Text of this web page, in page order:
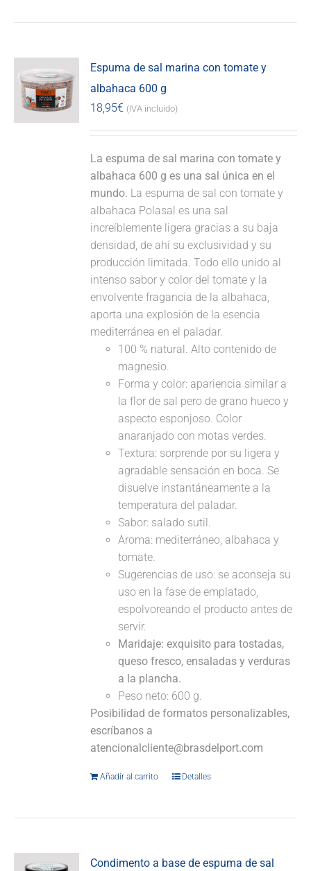
Espuma de sal marina con tomate y
albahaca 600 g
18,95€ (IVA incluido)
La espuma de sal marina con tomate y
albahaca 600 g es una sal única en el
mundo. La espuma de sal con tomate y
albahaca Polasal es una sal
increíblemente ligera gracias a su baja
densidad, de ahí su exclusividad y su
producción limitada. Todo ello unido al
intenso sabor y color del tomate y la
envolvente fragancia de la albahaca,
aporta una explosión de la esencia
mediterránea en el paladar.
100 % natural. Alto contenido de
magnesio.
Forma y color: apariencia similar a
la flor de sal pero de grano hueco y
aspecto esponjoso. Color
anaranjado con motas verdes.
Textura: sorprende por su ligera y
agradable sensación en boca. Se
disuelve instantáneamente a la
temperatura del paladar.
Sabor: salado sutil.
Aroma: mediterráneo, albahaca y
tomate.
Sugerencias de uso: se aconseja su
uso en la fase de emplatado,
espolvoreando el producto antes de
servir.
Maridaje: exquisito para tostadas,
queso fresco, ensaladas y verduras
a la plancha.
Peso neto: 600 g.
Posibilidad de formatos personalizables,
escríbanos a
atencionalcliente@brasdelport.com
Añadir al carrito Detalles
Condimento a base de espuma de sal